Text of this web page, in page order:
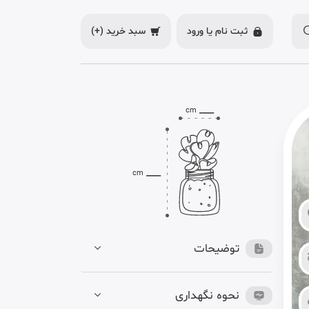
ثبت نام یا ورود سبد خرید (+)
___
cm
___
cm
توضیحات
نحوه نگهداری